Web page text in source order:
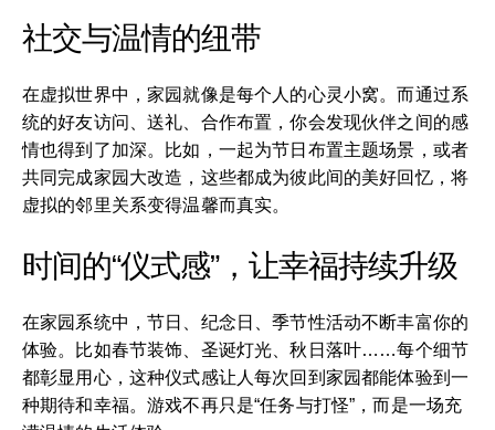
社交与温情的纽带
在虚拟世界中，家园就像是每个人的心灵小窝。而通过系
统的好友访问、送礼、合作布置，你会发现伙伴之间的感
情也得到了加深。比如，一起为节日布置主题场景，或者
共同完成家园大改造，这些都成为彼此间的美好回忆，将
虚拟的邻里关系变得温馨而真实。
时间的“仪式感”，让幸福持续升级
在家园系统中，节日、纪念日、季节性活动不断丰富你的
体验。比如春节装饰、圣诞灯光、秋日落叶……每个细节
都彰显用心，这种仪式感让人每次回到家园都能体验到一
种期待和幸福。游戏不再只是“任务与打怪”，而是一场充